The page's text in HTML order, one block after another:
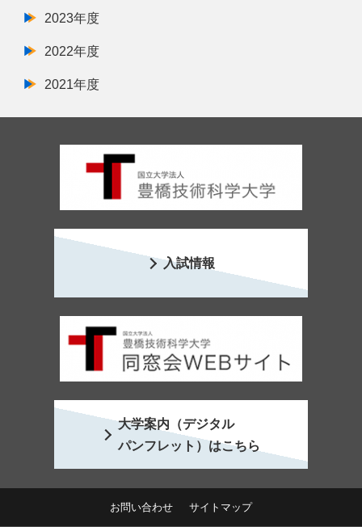
2023年度
2022年度
2021年度
入試情報
大学案内（デジタル
パンフレット）はこちら
お問い合わせ サイトマップ